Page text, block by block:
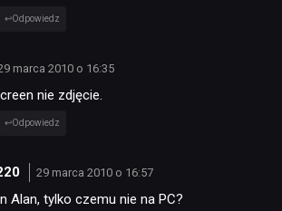
Odpowiedz
marca 2010 o 16:35
nie zdjęcie.
Odpowiedz
29 marca 2010 o 16:57
Alan, tylko czemu nie na PC?